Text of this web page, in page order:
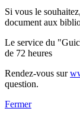
Si vous le
document aux
Le service du
de 72 heures
Rendez-vous sur
question.
Fermer